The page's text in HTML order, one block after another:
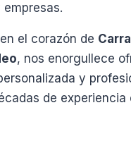
el corazón de
, nos enorgullece
y
de experiencia